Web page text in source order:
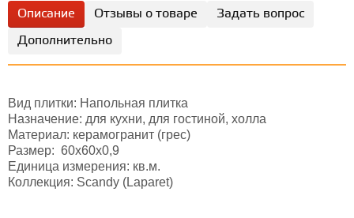
Описание Отзывы о товаре
Задать вопрос
Дополнительно
Вид плитки: Напольная плитка
Назначение: для кухни, для гостиной, холла
Материал: керамогранит (грес)
Размер: 60х60x0,9
Единица измерения: кв.м.
Коллекция: Scandy (Laparet)